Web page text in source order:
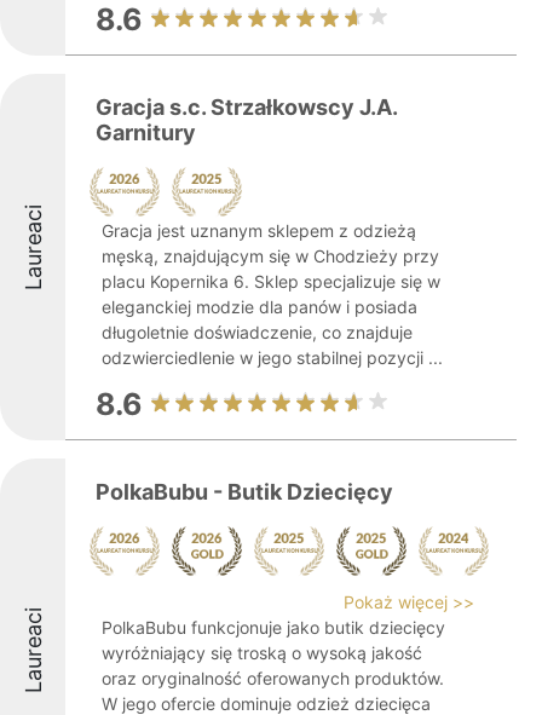
8.6
Laureaci
Gracja s.c. Strzałkowscy J.A.
Garnitury
Gracja jest uznanym sklepem z odzieżą
męską, znajdującym się w Chodzieży przy
placu Kopernika 6. Sklep specjalizuje się w
eleganckiej modzie dla panów i posiada
długoletnie doświadczenie, co znajduje
odzwierciedlenie w jego stabilnej pozycji ...
8.6
Laureaci
PolkaBubu - Butik Dziecięcy
Pokaż więcej >>
PolkaBubu funkcjonuje jako butik dziecięcy
wyróżniający się troską o wysoką jakość
oraz oryginalność oferowanych produktów.
W jego ofercie dominuje odzież dziecięca